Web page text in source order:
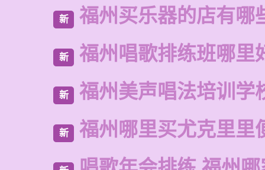
新 福州买乐器的店有哪
新 福州唱歌排练班哪里
新 福州美声唱法培训学
新 福州哪里买尤克里里